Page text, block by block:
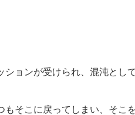
ョンが受けられ、混沌とし
そこに戻ってしまい、そこ